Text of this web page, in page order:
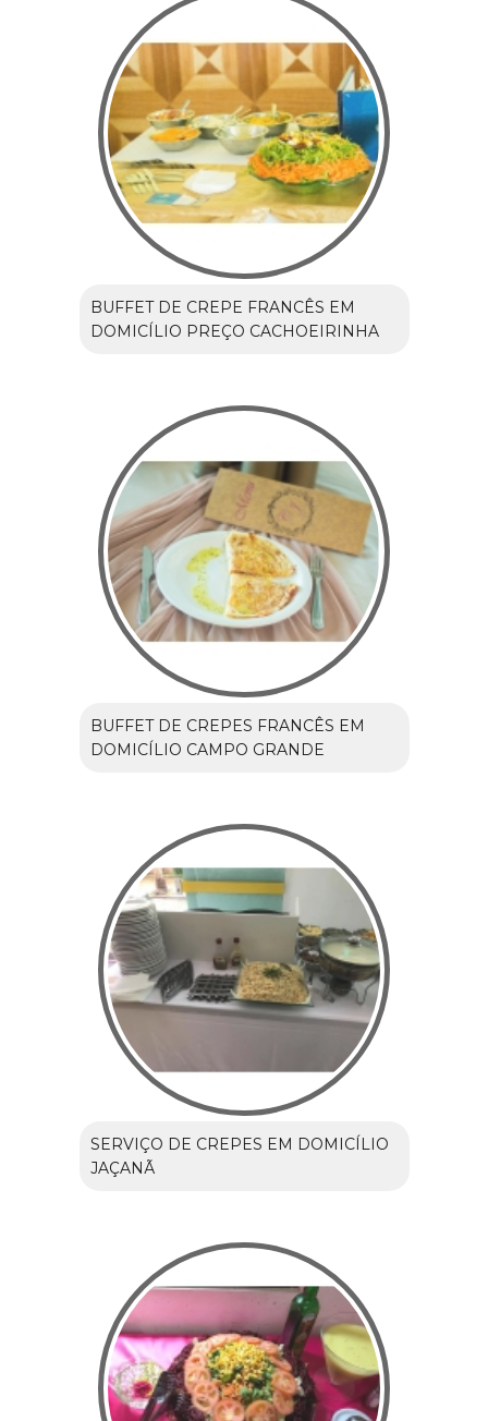
BUFFET DE CREPE FRANCÊS EM
DOMICÍLIO PREÇO CACHOEIRINHA
BUFFET DE CREPES FRANCÊS EM
DOMICÍLIO CAMPO GRANDE
SERVIÇO DE CREPES EM DOMICÍLIO
JAÇANÃ